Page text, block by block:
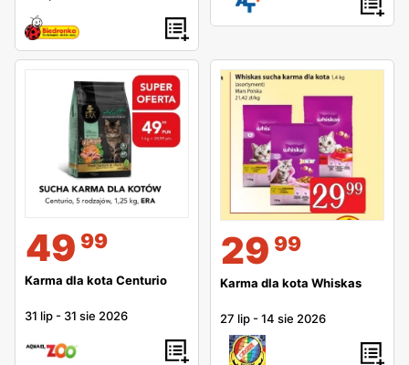
49 99
Karma dla kota Centurio
31 lip - 31 sie 2026
29 99
Karma dla kota Whiskas
27 lip -14 sie 2026